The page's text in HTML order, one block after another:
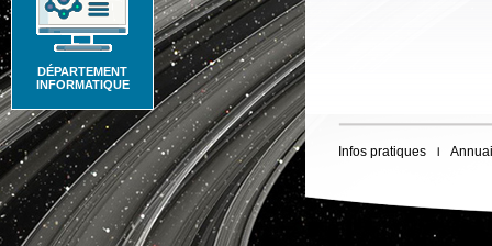
DÉPARTEMENT
INFORMATIQUE
Infos pratiques